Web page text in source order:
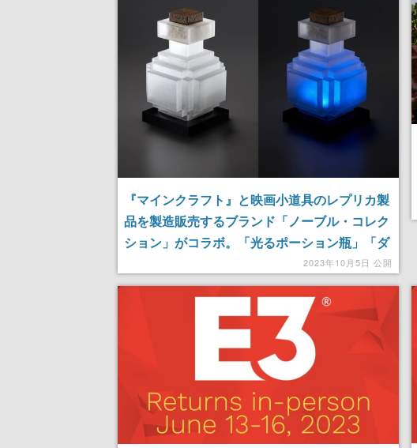
『マインクラフト』と映画小道具のレプリカ製
品を製造販売するブランド「ノーブル・コレク
ション」がコラボ。「光るポーション瓶」「ダ
イヤの剣」などがインターネット上で今後販売
へ
2023年10月5日 公開